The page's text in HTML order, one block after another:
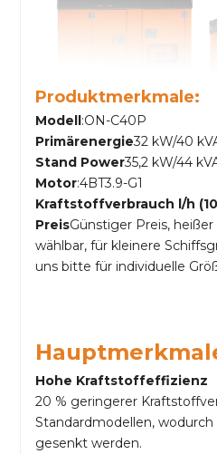
Produktmerkmale:
Modell:ON-C40P
Primärenergie32 kW/40
Stand Power35,2 kW/44
Motor:4BT3.9-G1
Kraftstoffverbrauch l/h
PreisGünstiger Preis,
wählbar, für kleinere
uns bitte für individuelle
Hohe Kraftstoffeffizienz
20 % geringerer
Standardmodellen,
gesenkt werden.